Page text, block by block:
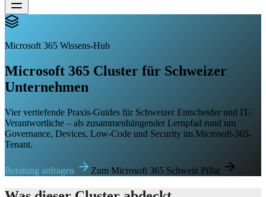
Microsoft 365 Wissens-Hub
Microsoft 365 Cluster für Schweizer
Unternehmen
Vier vertiefende Praxis-Guides für Schweizer Entscheider und IT-
Verantwortliche – als zusammenhängender Lernpfad rund um
Governance, Devices, Low-Code und Security im Microsoft-365-
Tenant.
Beratung anfragen Zum Microsoft 365 Schweiz Pillar